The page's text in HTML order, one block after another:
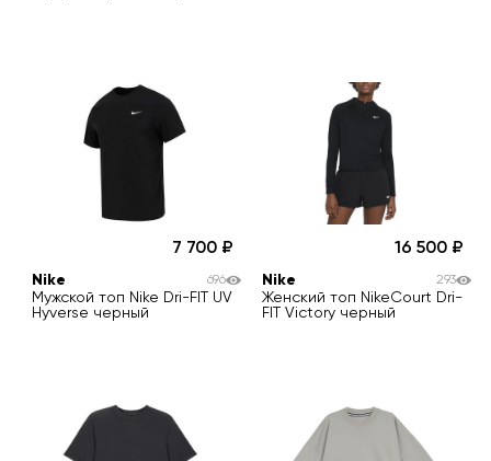
7 700
Nike
Мужской топ Nike Dri-FIT UV
Hyverse черный
696
16 500
Nike
Женский топ NikeCourt Dri-
FIT Victory черный
293